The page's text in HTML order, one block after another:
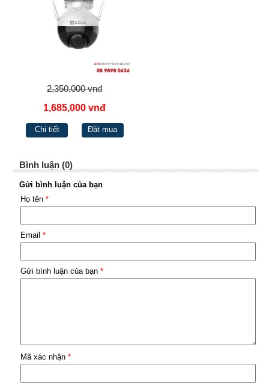
2,350,000 vnđ
1,685,000 vnđ
Chi tiết Đặt mua
Bình luận (0)
Gửi bình luận của bạn
Họ tên *
Email *
Gửi bình luận của bạn *
Mã xác nhận *